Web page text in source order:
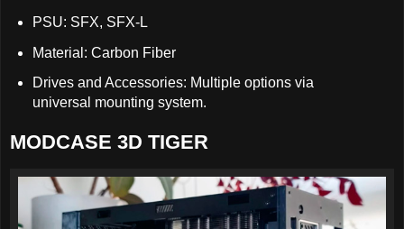
PSU: SFX, SFX-L
Material: Carbon Fiber
Drives and Accessories: Multiple options via
universal mounting system.
MODCASE 3D TIGER